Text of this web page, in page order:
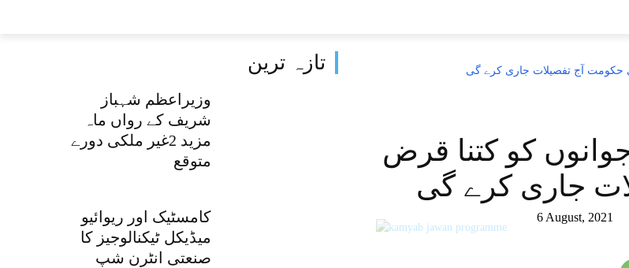
تازہ ترین
وزیراعظم شہباز
شریف کے رواں ماہ
مزید 2غیر ملکی دورے
متوقع
کامسٹیک اور ریوائیو
میڈیکل ٹیکنالوجیز کا
صنعتی انٹرن شپ
حکومت آج تفصیلات جاری کرے گی
کو کتنا قرض
جاری کرے گی
6 August, 2021